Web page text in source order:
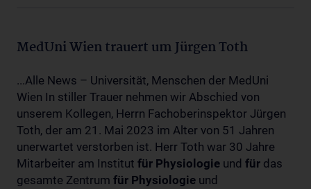
MedUni Wien trauert um Jürgen Toth
...Alle News – Universität, Menschen der MedUni
Wien In stiller Trauer nehmen wir Abschied von
unserem Kollegen, Herrn Fachoberinspektor Jürgen
Toth, der am 21. Mai 2023 im Alter von 51 Jahren
unerwartet verstorben ist. Herr Toth war 30 Jahre
Mitarbeiter am Institut für Physiologie und für das
gesamte Zentrum für Physiologie und